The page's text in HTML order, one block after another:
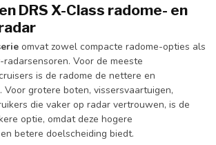
DRS X-Class radome- en
omvat zowel compacte radome-opties als
Voor de meeste
is de radome de nettere en
Voor grotere boten, vissersvaartuigen,
die vaker op radar vertrouwen, is de
optie, omdat deze hogere
betere doelscheiding biedt.